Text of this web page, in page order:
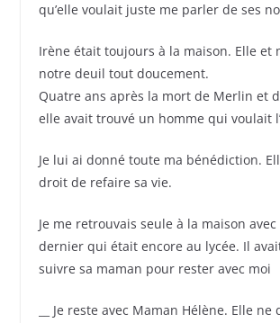
qu’elle voulait juste me parler de ses
Irène était toujours à la maison. Elle et
notre deuil tout doucement.
Quatre ans après la mort de Merlin et
elle avait trouvé un homme qui voulait
Je lui ai donné toute ma bénédiction.
droit de refaire sa vie.
Je me retrouvais seule à la maison
dernier qui était encore au lycée. Il
suivre sa maman pour rester avec moi
__ Je reste avec Maman Hélène. Elle